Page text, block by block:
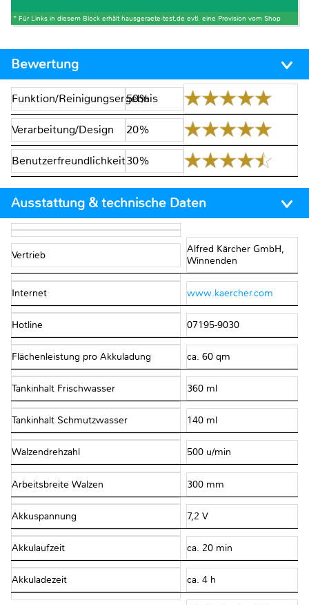
* Für Links in diesem Block erhält hausgeraete-test.de evtl. eine Provision vom Shop
Bewertung
Funktion/Reinigungsergebnis
50%
Verarbeitung/Design 20%
Benutzerfreundlichkeit30%
Ausstattung & technische Daten
Vertrieb
Alfred Kärcher GmbH,
Winnenden
Internet www.kaercher.com
Hotline 07195-9030
Flächenleistung pro Akkuladung ca. 60 qm
Tankinhalt Frischwasser 360 ml
Tankinhalt Schmutzwasser 140 ml
Walzendrehzahl 500 u/min
Arbeitsbreite Walzen 300 mm
Akkuspannung 7,2 V
Akkulaufzeit ca. 20 min
Akkuladezeit ca. 4 h